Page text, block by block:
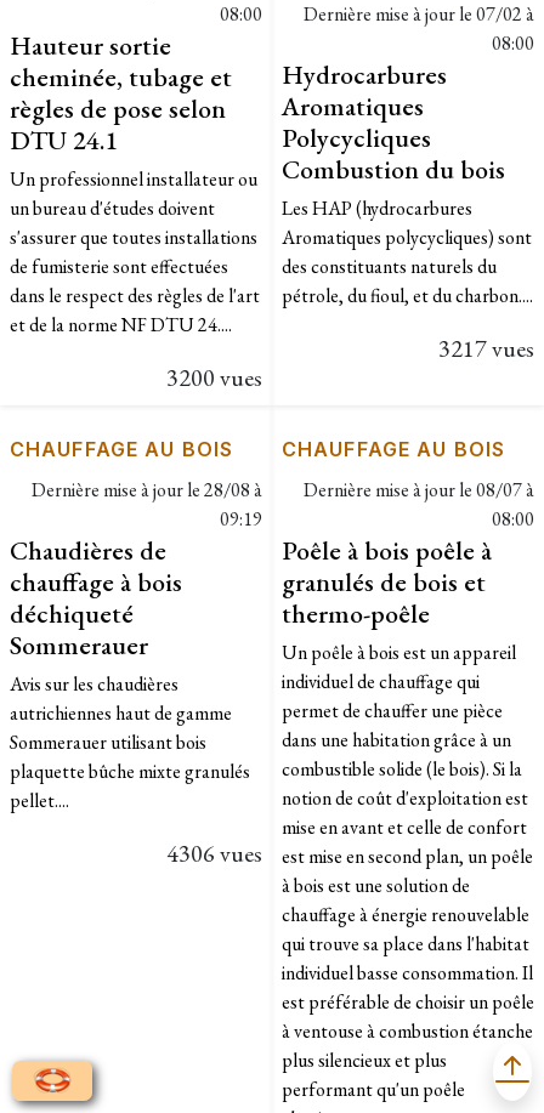
08:00
Hauteur sortie
cheminée, tubage et
règles de pose selon
DTU 24.1
Un professionnel installateur ou
un bureau d'études doivent
s'assurer que toutes installations
de fumisterie sont effectuées
dans le respect des règles de l'art
et de la norme NF DTU 24....
3200 vues
Dernière mise à jour le07/02 à
08:00
Hydrocarbures
Aromatiques
Polycycliques
Combustion du bois
Les HAP (hydrocarbures
Aromatiques polycycliques) sont
des constituants naturels du
pétrole, du fioul, et du charbon....
3217 vues
CHAUFFAGE AU BOIS
Dernière mise à jour le28/08 à
09:19
Chaudières de
chauffage à bois
déchiqueté
Sommerauer
Avis sur les chaudières
autrichiennes haut de gamme
Sommerauer utilisant bois
plaquette bûche mixte granulés
pellet....
4306 vues
CHAUFFAGE AU BOIS
Dernière mise à jour le08/07 à
08:00
Poêle à bois poêle à
granulés de bois et
thermo-poêle
Un poêle à bois est un appareil
individuel de chauffage qui
permet de chauffer une pièce
dans une habitation grâce à un
combustible solide (le bois). Si la
notion de coût d'exploitation est
mise en avant et celle de confort
est mise en second plan, un poêle
à bois est une solution de
chauffage à énergie renouvelable
qui trouve sa place dans l'habitat
individuel basse consommation. Il
est préférable de choisir un poêle
à ventouse à combustion étanche
plus silencieux et plus
performant qu'un poêle